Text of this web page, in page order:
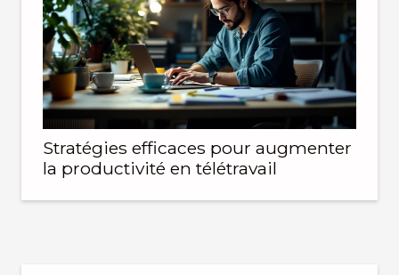
Stratégies efficaces pour augmenter
la productivité en télétravail